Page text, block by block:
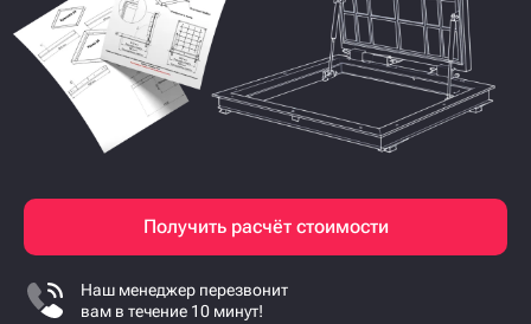
Получить расчёт стоимости
Наш менеджер перезвонит
вам в течение 10 минут!